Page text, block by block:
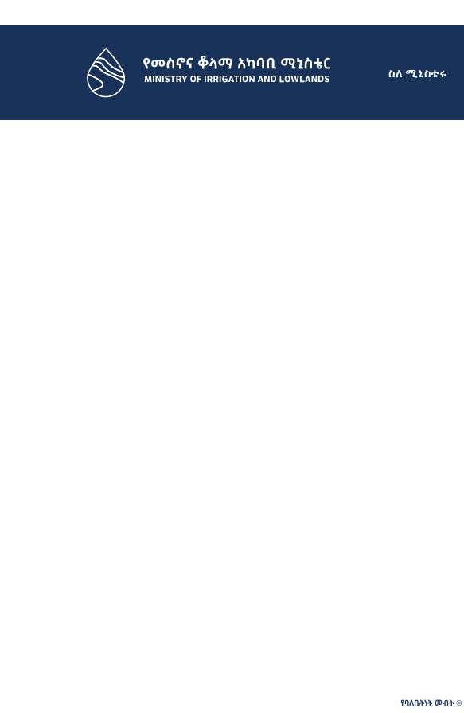
ስለ ሚኒስቴሩ
የባለቤትነት መብት ©